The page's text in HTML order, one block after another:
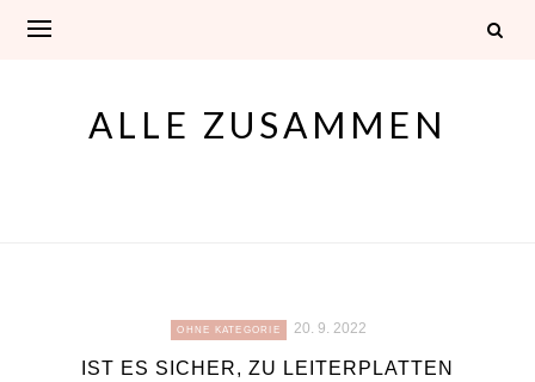
ALLE ZUSAMMEN
OHNE KATEGORIE 20. 9. 2022
IST ES SICHER, ZU LEITERPLATTEN